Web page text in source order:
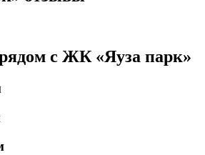
с ЖК «Яуза парк»